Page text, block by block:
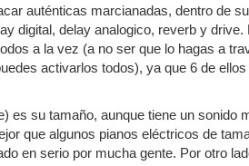
auténticas marcianadas, dentro de
digital, delay analogico, reverb y drive.
a la vez (a no ser que lo hagas a
activarlos todos), ya que 6 de
es su tamaño, aunque tiene un sonido
que algunos pianos eléctricos de
en serio por mucha gente. Por otro